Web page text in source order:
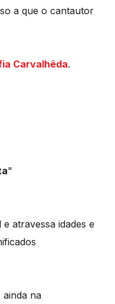
a que o cantautor
Carvalhêda.
"
atravessa idades e
na